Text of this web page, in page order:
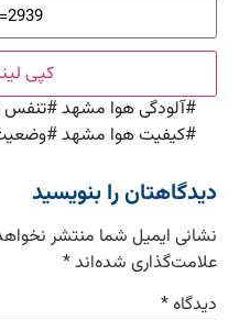
کپی
#آلودگی هوا مشهد#تنفس
#کیفیت هوا مشهد#
دیدگاهتان را بنویسید
نشانی ایمیل شما منتشر
علامت‌گذاری شده‌اند*
دیدگاه*